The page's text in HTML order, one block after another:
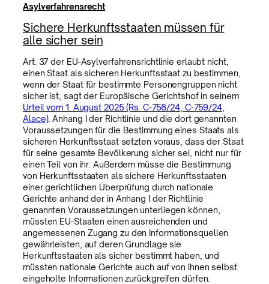
Asylverfahrensrecht
Sichere Herkunftsstaaten müssen für
alle sicher sein
Art. 37 der EU-Asylverfahrensrichtlinie erlaubt nicht,
einen Staat als sicheren Herkunftsstaat zu bestimmen,
wenn der Staat für bestimmte Personengruppen nicht
sicher ist, sagt der Europäische Gerichtshof in seinem
Urteil vom 1. August 2025 (Rs. C-758/24, C-759/24,
Alace). Anhang I der Richtlinie und die dort genannten
Voraussetzungen für die Bestimmung eines Staats als
sicheren Herkunftsstaat setzten voraus, dass der Staat
für seine gesamte Bevölkerung sicher sei, nicht nur für
einen Teil von ihr. Außerdem müsse die Bestimmung
von Herkunftsstaaten als sichere Herkunftsstaaten
einer gerichtlichen Überprüfung durch nationale
Gerichte anhand der in Anhang I der Richtlinie
genannten Voraussetzungen unterliegen können,
müssten EU-Staaten einen ausreichenden und
angemessenen Zugang zu den Informationsquellen
gewährleisten, auf deren Grundlage sie
Herkunftsstaaten als sicher bestimmt haben, und
müssten nationale Gerichte auch auf von ihnen selbst
eingeholte Informationen zurückgreifen dürfen.